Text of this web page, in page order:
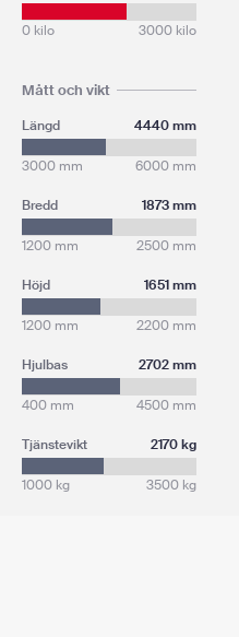
0 kilo 3000 kilo
Mått och vikt
Längd 4440 mm
3000 mm 6000 mm
Bredd 1873 mm
1200 mm 2500 mm
Höjd 1651 mm
1200 mm 2200 mm
Hjulbas 2702 mm
400 mm 4500 mm
Tjänstevikt 2170 kg
1000 kg 3500 kg